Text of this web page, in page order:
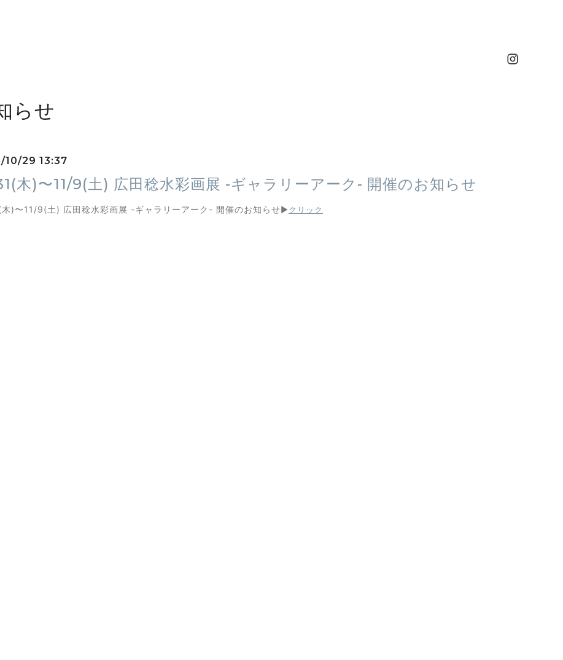
らせ
10/29 13:37
木)〜11/9(土) 広田稔水彩画展 -ギャラリーアーク- 開催のお知らせ
)〜11/9(土) 広田稔水彩画展 -ギャラリーアーク- 開催のお知らせ▶︎クリック